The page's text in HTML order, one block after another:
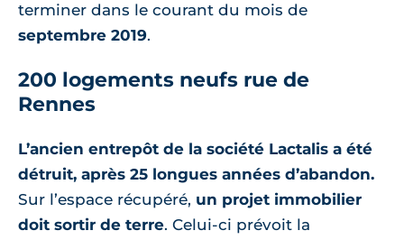
terminer dans le courant du mois de
septembre 2019.
200 logements neufs rue de
Rennes
L’ancien entrepôt de la société Lactalis a été
détruit, après 25 longues années d’abandon.
Sur l’espace récupéré, un projet immobilier
doit sortir de terre. Celui-ci prévoit la